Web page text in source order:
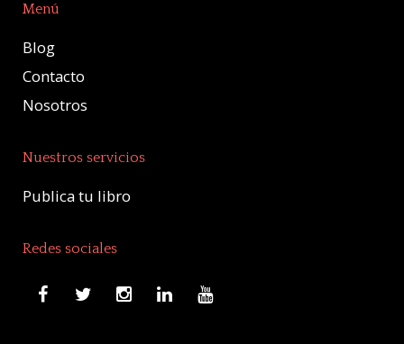
Menú
Blog
Contacto
Nosotros
Nuestros servicios
Publica tu libro
Redes sociales